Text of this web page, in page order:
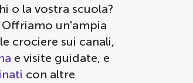
o la vostra scuola?
un'ampia
crociere sui canali,
e visite guidate, e
con altre